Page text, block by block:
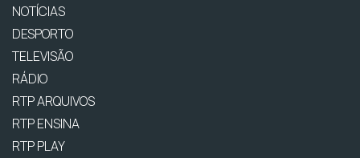
NOTÍCIAS
DESPORTO
TELEVISÃO
RÁDIO
RTP ARQUIVOS
RTP ENSINA
RTP PLAY